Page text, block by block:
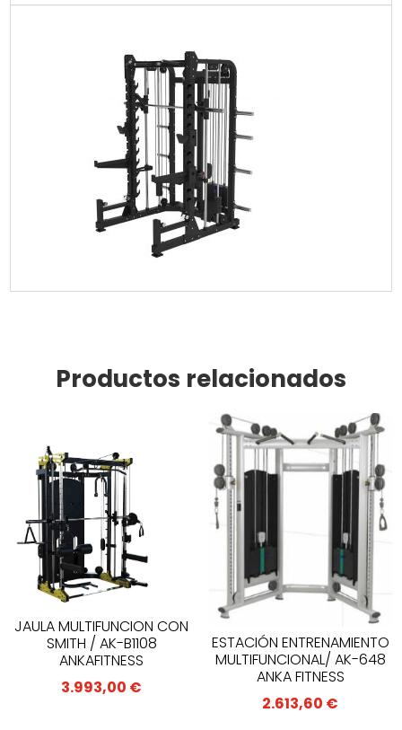
Productos relacionados
JAULA MULTIFUNCION CON
SMITH / AK-B1108
ANKAFITNESS
3.993,00 €
ESTACIÓN ENTRENAMIENTO
MULTIFUNCIONAL/ AK-648
ANKA FITNESS
2.613,60 €